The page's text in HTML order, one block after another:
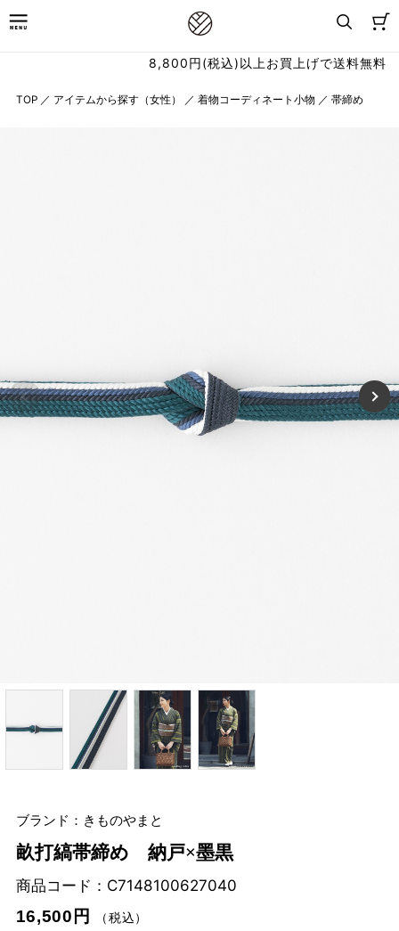
8,800円(税込)以上お買上げで送料無料
TOP ／ アイテムから探す（女性） ／ 着物コーディネート小物 ／ 帯締め
ブランド：きものやまと
畝打縞帯締め 納戸×墨黒
商品コード： C7148100627040
16,500円
（税込）